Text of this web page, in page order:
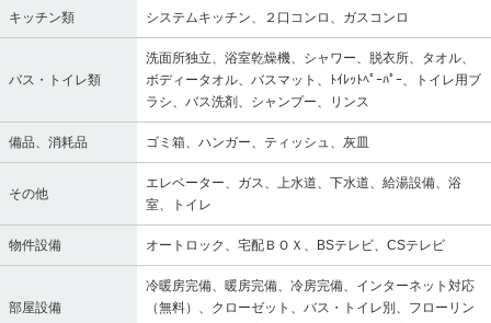
キッチン類 システムキッチン、２口コンロ、ガスコンロ
バス・トイレ類
洗面所独立、浴室乾燥機、シャワー、脱衣所、タオル、
ボディータオル、バスマット、ﾄｲﾚｯﾄﾍﾟｰﾊﾟｰ、トイレ用ブ
ラシ、バス洗剤、シャンプー、リンス
備品、消耗品 ゴミ箱、ハンガー、ティッシュ、灰皿
その他
エレベーター、ガス、上水道、下水道、給湯設備、浴
室、トイレ
物件設備 オートロック、宅配ＢＯＸ、BSテレビ、CSテレビ
部屋設備
冷暖房完備、暖房完備、冷房完備、インターネット対応
（無料）、クローゼット、バス・トイレ別、フローリン